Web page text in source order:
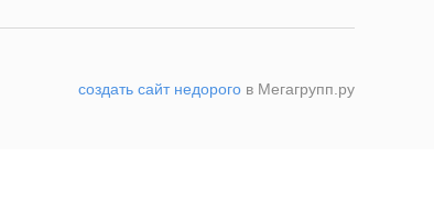
создать сайт недорого в Мегагрупп.ру